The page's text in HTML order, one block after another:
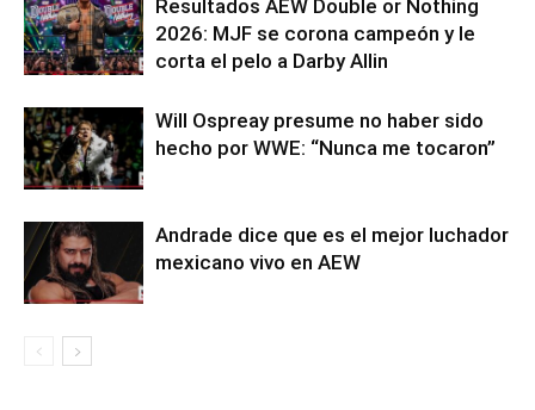
Resultados AEW Double or Nothing
2026: MJF se corona campeón y le
corta el pelo a Darby Allin
Will Ospreay presume no haber sido
hecho por WWE: “Nunca me tocaron”
Andrade dice que es el mejor luchador
mexicano vivo en AEW